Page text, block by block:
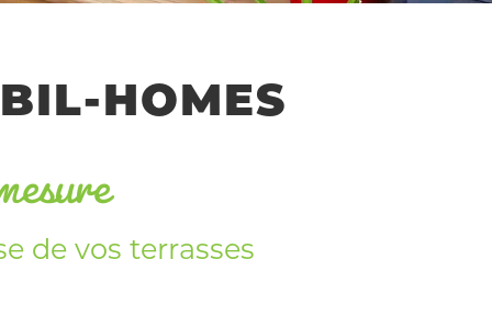
HOMES
de vos terrasses